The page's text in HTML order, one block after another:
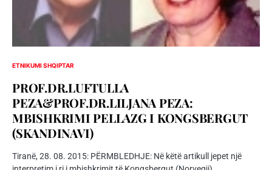
ETNIKUMI SHQIPTAR
PROF.DR.LUFTULLA
PEZA&PROF.DR.LILJANA PEZA:
MBISHKRIMI PELLAZG I KONGSBERGUT
(SKANDINAVI)
Tiranë, 28. 08. 2015: PËRMBLEDHJE: Në këtë artikull jepet një